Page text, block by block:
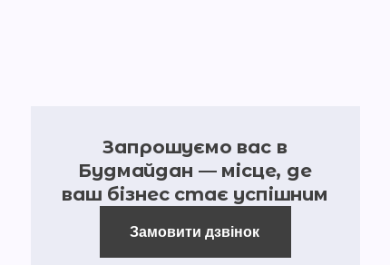
Запрошуємо вас в
Будмайдан — місце, де
ваш бізнес стає успішним
Замовити дзвінок